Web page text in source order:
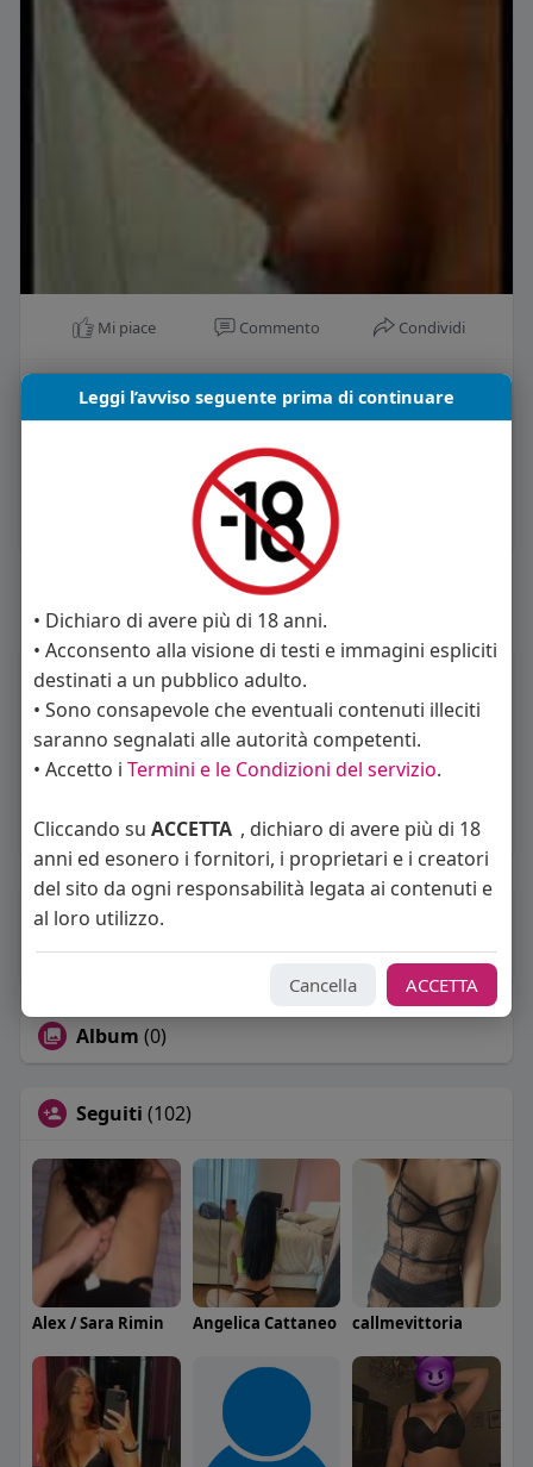
Mi piace Commento Condividi
Ale Crazy10 anni fa
Mmm.
Carica piu notizie
Informazioni Utente
1post
Maschio
Vive in Italia
About
Album (0)
Seguiti (102)
Alex / Sara Rimin Angelica Cattaneo callmevittoria
Leggi l’avviso seguente prima di continuare
• Dichiaro di avere più di 18 anni.
• Acconsento alla visione di testi e immagini espliciti
destinati a un pubblico adulto.
• Sono consapevole che eventuali contenuti illeciti
saranno segnalati alle autorità competenti.
• Accetto i Termini e le Condizioni del servizio.
Cliccando su ACCETTA , dichiaro di avere più di 18
anni ed esonero i fornitori, i proprietari e i creatori
del sito da ogni responsabilità legata ai contenuti e
al loro utilizzo.
Cancella ACCETTA